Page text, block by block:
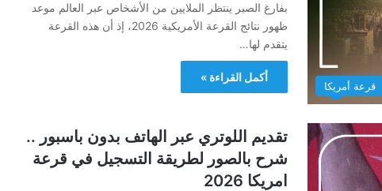
قرعة أمريكا
بفارغ الصبر ينتظر الملايين من الأشخاص عبر العالم موعد
ظهور نتائج القرعة الأمريكية 2026، إذ أن هذه القرعة
يتقدم لها…
أكمل القراءة »
تقديم اللوتري عبر الهاتف بدون باسبور ..
شرح بالصور لطريقة التسجيل في قرعة
امريكا 2026